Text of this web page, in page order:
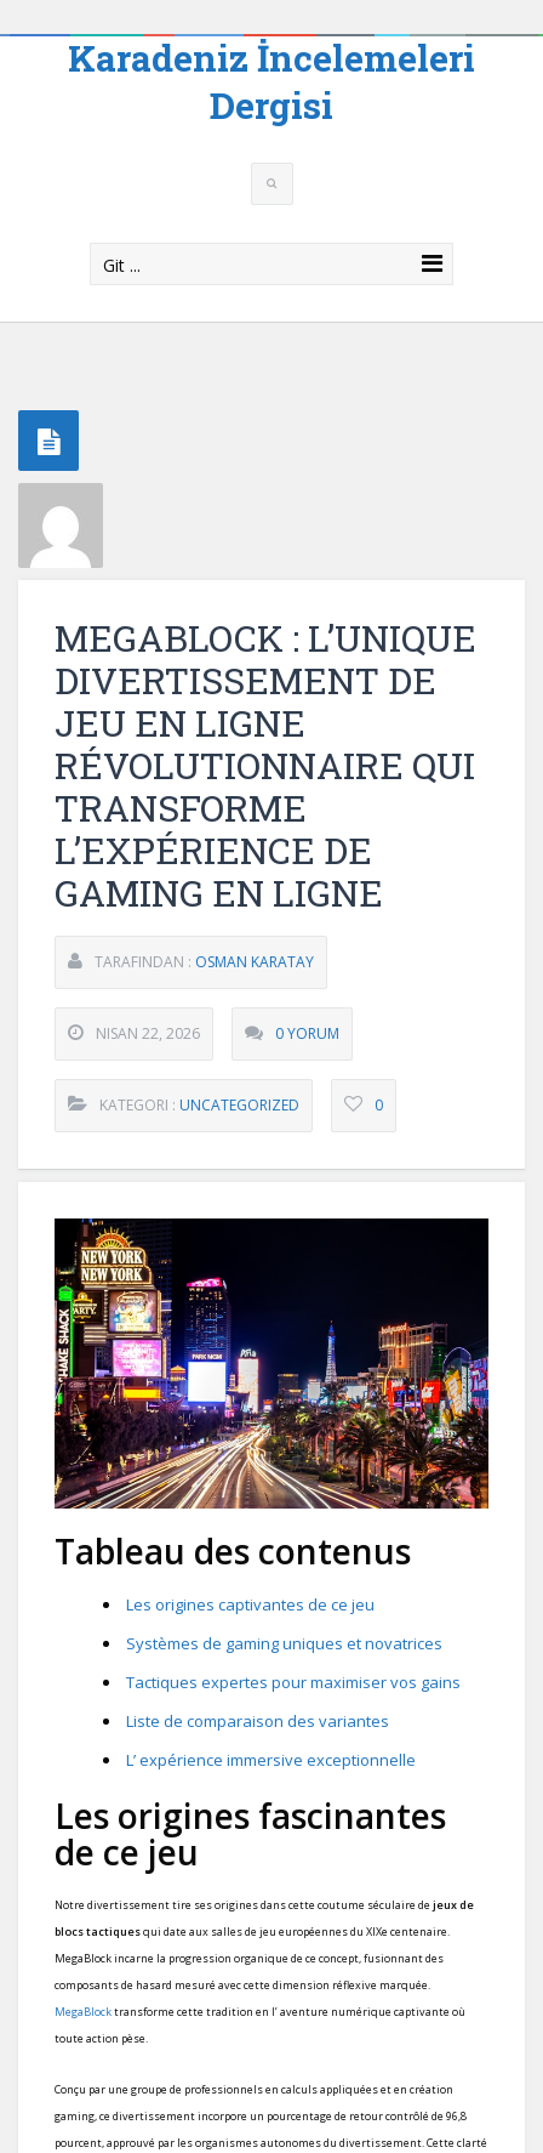
Karadeniz İncelemeleri
Dergisi
Git ...
MEGABLOCK : L’UNIQUE
DIVERTISSEMENT DE
JEU EN LIGNE
RÉVOLUTIONNAIRE QUI
TRANSFORME
L’EXPÉRIENCE DE
GAMING EN LIGNE
TARAFINDAN : OSMAN KARATAY
NISAN 22, 2026 0 YORUM
KATEGORI : UNCATEGORIZED 0
Tableau des contenus
Les origines captivantes de ce jeu
Systèmes de gaming uniques et novatrices
Tactiques expertes pour maximiser vos gains
Liste de comparaison des variantes
L’ expérience immersive exceptionnelle
Les origines fascinantes
de ce jeu
Notre divertissement tire ses origines dans cette coutume séculaire dejeux de
blocs tactiquesqui date aux salles de jeu européennes du XIXe centenaire.
MegaBlock incarne la progression organique de ce concept, fusionnant des
composants de hasard mesuré avec cette dimension réflexive marquée.
MegaBlocktransforme cette tradition en l’ aventure numérique captivante où
toute action pèse.
Conçu par une groupe de professionnels en calculs appliquées et en création
gaming, ce divertissement incorpore un pourcentage de retour contrôlé de 96,8
pourcent, approuvé par les organismes autonomes du divertissement. Cette clarté